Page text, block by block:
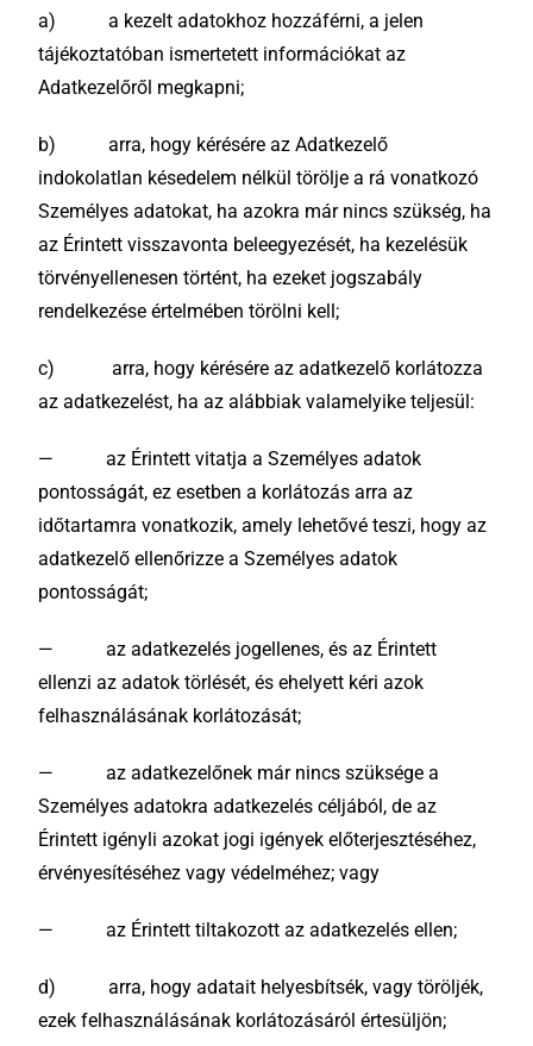
a) a kezelt adatokhoz hozzáférni, a jelen
tájékoztatóban ismertetett információkat az
Adatkezelőről megkapni;
b) arra, hogy kérésére az Adatkezelő
indokolatlan késedelem nélkül törölje a rá vonatkozó
Személyes adatokat, ha azokra már nincs szükség, ha
az Érintett visszavonta beleegyezését, ha kezelésük
törvényellenesen történt, ha ezeket jogszabály
rendelkezése értelmében törölni kell;
c) arra, hogy kérésére az adatkezelő korlátozza
az adatkezelést, ha az alábbiak valamelyike teljesül:
— az Érintett vitatja a Személyes adatok
pontosságát, ez esetben a korlátozás arra az
időtartamra vonatkozik, amely lehetővé teszi, hogy az
adatkezelő ellenőrizze a Személyes adatok
pontosságát;
— az adatkezelés jogellenes, és az Érintett
ellenzi az adatok törlését, és ehelyett kéri azok
felhasználásának korlátozását;
— az adatkezelőnek már nincs szüksége a
Személyes adatokra adatkezelés céljából, de az
Érintett igényli azokat jogi igények előterjesztéséhez,
érvényesítéséhez vagy védelméhez; vagy
— az Érintett tiltakozott az adatkezelés ellen;
d) arra, hogy adatait helyesbítsék, vagy töröljék,
ezek felhasználásának korlátozásáról értesüljön;